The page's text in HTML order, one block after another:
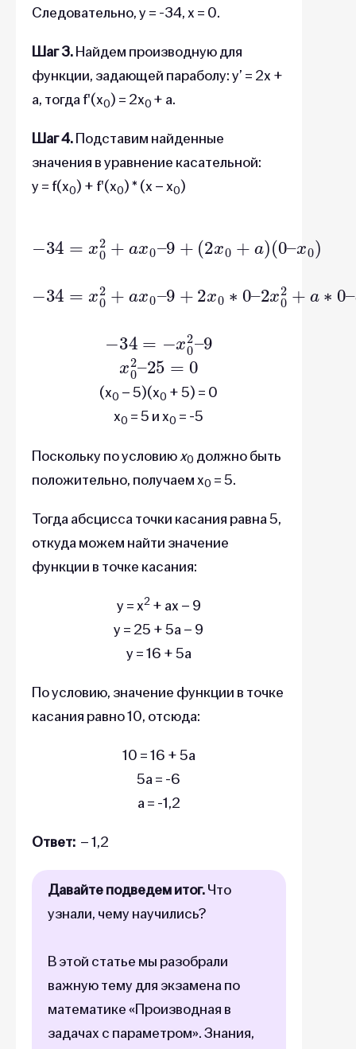
Следовательно, y = -34, x = 0.
Шаг 3.Найдем производную для
функции, задающей параболу: y’ = 2x +
a, тогда f'(x0) = 2x0 + a.
Шаг 4.Подставим найденные
значения в уравнение касательной:
y = f(x0) + f'(x0) * (x – x0)
34 2 +a
9+( + )
0)
34 2 +a
9 0∗0
x0 ∗ 0
34 2– 9
02
25=
(x0 – 5)(x0 + 5) = 0
x0 = 5 и x0 = -5
Поскольку по условиюх0 должно быть
положительно, получаем x0 = 5.
Тогда абсцисса точки касания равна 5,
откуда можем найти значение
функции в точке касания:
y = x2+ ax – 9
y = 25 + 5a – 9
y = 16 + 5a
По условию, значение функции в точке
касания равно 10, отсюда:
10 = 16 + 5a
5a = -6
a = -1,2
Ответ: – 1,2
Давайте подведем итог.Что
узнали, чему научились?
В этой статье мы разобрали
важную тему для экзамена по
математике «Производная в
задачах с параметром». Знания,